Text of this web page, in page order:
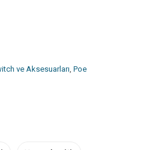
ve Aksesuarları, Poe